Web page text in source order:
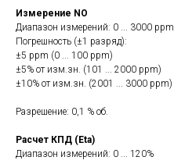
Измерение NO
Диапазон измерений: 0 ... 3000 ppm
Погрешность (±1 разряд):
±5 ppm (0 ... 100 ppm)
±5% от изм.зн. (101 ... 2000 ppm)
±10% от изм.зн. (2001 ... 3000 ppm)
Разрешение: 0,1 % об.
Расчет КПД (Eta)
Диапазон измерений: 0 ... 120%